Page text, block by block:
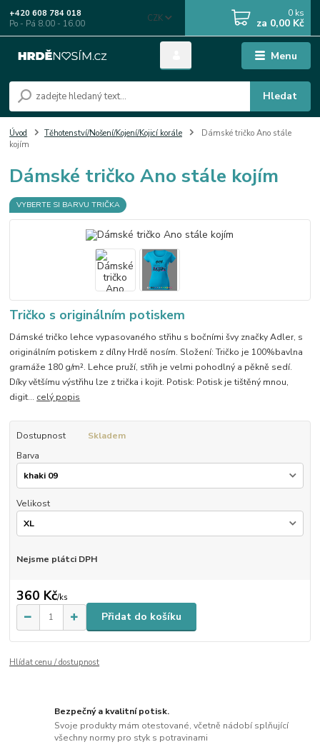
Menu
CZK
Hledat
+420 608 784 018
Po - Pá 8.00 - 16.00
0 ks
za 0,00 Kč
Úvod Těhotenství/Nošení/Kojení/Kojicí korále
Dámské tričko Ano stále
kojím
Dámské tričko Ano stále kojím
VYBERTE SI BARVU TRIČKA
Tričko s originálním potiskem
Dámské tričko lehce vypasovaného střihu s bočními švy značky Adler, s
originálním potiskem z dílny Hrdě nosím. Složení: Tričko je 100%bavlna
gramáže 180 g/m². Lehce pruží, střih je velmi pohodlný a pěkně sedí.
Díky většímu výstřihu lze z trička i kojit. Potisk: Potisk je tištěný mnou,
digit... celý popis
Dostupnost
Skladem
Barva
Velikost
Nejsme plátci DPH
360 Kč/ks
Přidat do košíku
Hlídat cenu / dostupnost
Bezpečný a kvalitní potisk.
Svoje produkty mám otestované, včetně nádobí splňující
všechny normy pro styk s potravinami